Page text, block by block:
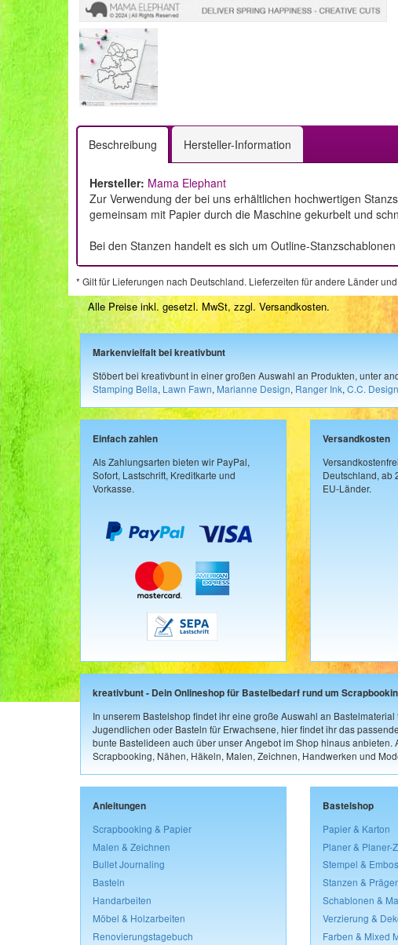
Beschreibung Hersteller-Information
Hersteller: Mama Elephant
Zur Verwendung der bei uns erhältlichen hochwertigen
gemeinsam mit Papier durch die Maschine gekurbelt und
Bei den Stanzen handelt es sich um Outline-
* Gilt für Lieferungen nach Deutschland. Lieferzeiten für andere Länder
Alle Preise inkl. gesetzl. MwSt, zzgl. Versandkosten.
Markenvielfalt bei kreativbunt
Stöbert bei kreativbunt in einer großen Auswahl an Produkten, unter
Stamping Bella, Lawn Fawn, Marianne Design, Ranger Ink, C.C.
Einfach zahlen
Als Zahlungsarten bieten wir PayPal,
Sofort, Lastschrift, Kreditkarte und
Vorkasse.
Versandkosten
Deutschland, ab
EU-Länder.
kreativbunt - Dein Onlineshop für Bastelbedarf rund um
In unserem Bastelshop findet ihr eine große Auswahl an
Jugendlichen oder Basteln für Erwachsene, hier findet ihr das
bunte Bastelideen auch über unser Angebot im Shop hinaus
Scrapbooking, Nähen, Häkeln, Malen, Zeichnen, Handwerken und
Anleitungen
Scrapbooking & Papier
Malen & Zeichnen
Bullet Journaling
Basteln
Handarbeiten
Möbel & Holzarbeiten
Renovierungstagebuch
Bastelshop
Papier & Karton
Planer & Planer-
Stempel &
Stanzen &
Schablonen &
Verzierung &
Farben & Mixed